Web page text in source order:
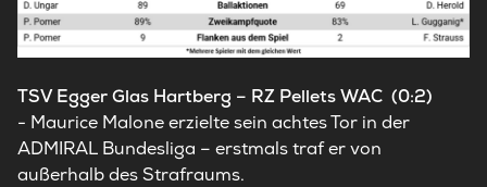
TSV Egger Glas Hartberg – RZ Pellets WAC (0:2)
- Maurice Malone erzielte sein achtes Tor in der
ADMIRAL Bundesliga – erstmals traf er von
außerhalb des Strafraums.